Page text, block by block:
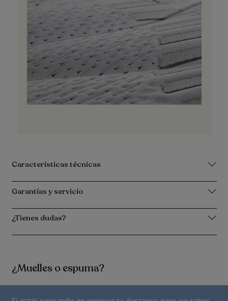
Características técnicas
Garantías y servicio
¿Tienes dudas?
¿Muelles o espuma?